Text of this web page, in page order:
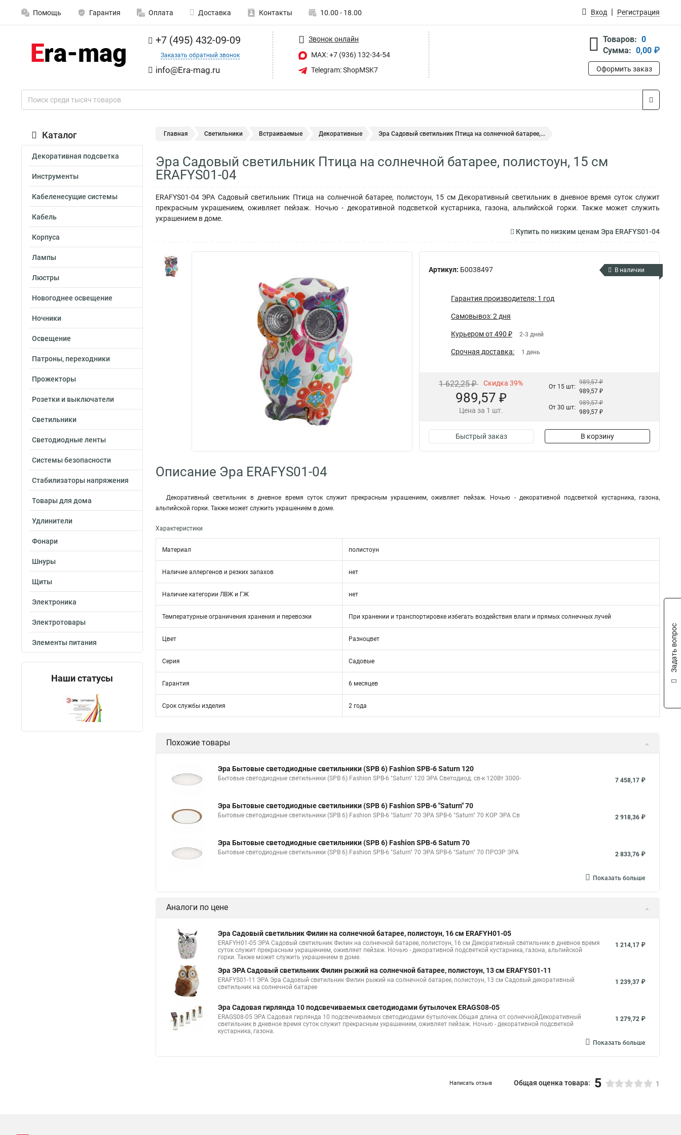
Помощь Гарантия Оплата Доставка Контакты 10.00 - 18.00 Вход Регистрация
+7 (495) 432-09-09
Заказать обратный звонок
info@Era-mag.ru
Звонок онлайн
MAX: +7 (936) 132-34-54
Telegram: ShopMSK7
Товаров: 0
Сумма: 0,00 ₽
Оформить заказ
Каталог
Декоративная подсветка
Инструменты
Кабеленесущие системы
Кабель
Корпуса
Лампы
Люстры
Новогоднее освещение
Ночники
Освещение
Патроны, переходники
Прожекторы
Розетки и выключатели
Светильники
Светодиодные ленты
Системы безопасности
Стабилизаторы напряжения
Товары для дома
Удлинители
Фонари
Шнуры
Щиты
Электроника
Электротовары
Элементы питания
Наши статусы
Главная Светильники Встраиваемые Декоративные Эра Садовый светильник Птица на солнечной батарее,...
Эра Садовый светильник Птица на солнечной батарее, полистоун, 15 см
ERAFYS01-04
ERAFYS01-04 ЭРА Садовый светильник Птица на солнечной батарее, полистоун, 15 см Декоративный светильник в дневное время суток служит
прекрасным украшением, оживляет пейзаж. Ночью - декоративной подсветкой кустарника, газона, альпийской горки. Также может служить
украшением в доме.
Купить по низким ценам Эра ERAFYS01-04
Артикул: Б0038497 В наличии
Гарантия производителя: 1 год
Самовывоз: 2 дня
Курьером от 490 ₽ 2-3 дней
Срочная доставка: 1 день
1 622,25 ₽ Скидка 39%
989,57 ₽
Цена за 1 шт.
От 15 шт:
989,57 ₽
989,57 ₽
От 30 шт:
989,57 ₽
989,57 ₽
Быстрый заказ В корзину
Описание Эра ERAFYS01-04
Декоративный светильник в дневное время суток служит прекрасным украшением, оживляет пейзаж. Ночью - декоративной подсветкой кустарника, газона,
альпийской горки. Также может служить украшением в доме.
Характеристики
Материал полистоун
Наличие аллергенов и резких запахов нет
Наличие категории ЛВЖ и ГЖ нет
Температурные ограничения хранения и перевозки При хранении и транспортировке избегать воздействия влаги и прямых солнечных лучей
Цвет Разноцвет
Серия Садовые
Гарантия 6 месяцев
Срок службы изделия 2 года
Похожие товары
Эра Бытовые светодиодные светильники (SPB 6) Fashion SPB-6 Saturn 120
Бытовые светодиодные светильники (SPB 6) Fashion SPB-6 "Saturn" 120 ЭРА Светодиод. св-к 120Вт 3000- 7 458,17 ₽
Эра Бытовые светодиодные светильники (SPB 6) Fashion SPB-6 "Saturn" 70
Бытовые светодиодные светильники (SPB 6) Fashion SPB-6 "Saturn" 70 ЭРА SPB-6 "Saturn" 70 КОР ЭРА Св 2 918,36 ₽
Эра Бытовые светодиодные светильники (SPB 6) Fashion SPB-6 Saturn 70
Бытовые светодиодные светильники (SPB 6) Fashion SPB-6 "Saturn" 70 ЭРА SPB-6 "Saturn" 70 ПРОЗР ЭРА 2 833,76 ₽
Показать больше
Аналоги по цене
Эра Садовый светильник Филин на солнечной батарее, полистоун, 16 см ERAFYH01-05
ERAFYH01-05 ЭРА Садовый светильник Филин на солнечной батарее, полистоун, 16 см Декоративный светильник в дневное время
суток служит прекрасным украшением, оживляет пейзаж. Ночью - декоративной подсветкой кустарника, газона, альпийской
горки. Также может служить украшением в доме.
1 214,17 ₽
Эра ЭРА Садовый светильник Филин рыжий на солнечной батарее, полистоун, 13 см ERAFYS01-11
ERAFYS01-11 ЭРА Эра Садовый светильник Филин рыжий на солнечной батарее, полистоун, 13 см Садовый декоративный
светильник на солнечной батарее
1 239,37 ₽
Эра Садовая гирлянда 10 подсвечиваемых светодиодами бутылочек ERAGS08-05
ERAGS08-05 ЭРА Садовая гирлянда 10 подсвечиваемых светодиодами бутылочек.Общая длина от солнечнойДекоративный
светильник в дневное время суток служит прекрасным украшением, оживляет пейзаж. Ночью - декоративной подсветкой
кустарника, газона.
1 279,72 ₽
Показать больше
Написать отзыв Общая оценка товара: 5 1
Задать вопрос